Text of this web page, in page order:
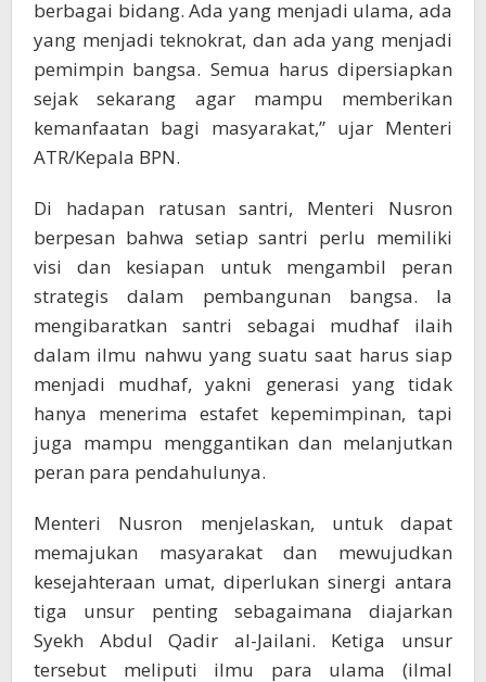
berbagai bidang. Ada yang menjadi ulama, ada
yang menjadi teknokrat, dan ada yang menjadi
pemimpin bangsa. Semua harus dipersiapkan
sejak sekarang agar mampu memberikan
kemanfaatan bagi masyarakat,” ujar Menteri
ATR/Kepala BPN.
Di hadapan ratusan santri, Menteri Nusron
berpesan bahwa setiap santri perlu memiliki
visi dan kesiapan untuk mengambil peran
strategis dalam pembangunan bangsa. Ia
mengibaratkan santri sebagai mudhaf ilaih
dalam ilmu nahwu yang suatu saat harus siap
menjadi mudhaf, yakni generasi yang tidak
hanya menerima estafet kepemimpinan, tapi
juga mampu menggantikan dan melanjutkan
peran para pendahulunya.
Menteri Nusron menjelaskan, untuk dapat
memajukan masyarakat dan mewujudkan
kesejahteraan umat, diperlukan sinergi antara
tiga unsur penting sebagaimana diajarkan
Syekh Abdul Qadir al-Jailani. Ketiga unsur
tersebut meliputi ilmu para ulama (ilmal